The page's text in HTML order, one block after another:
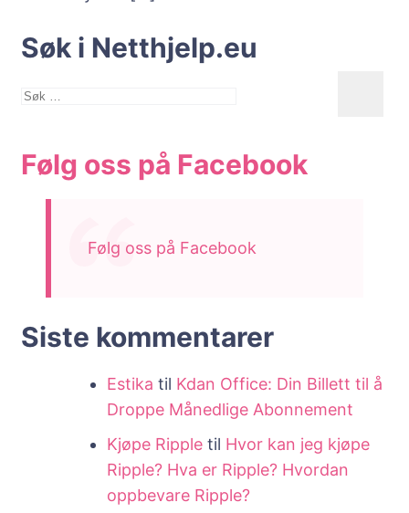
Søk i Netthjelp.eu
Søk
Følg oss på Facebook
Følg oss på Facebook
Siste kommentarer
Estika til Kdan Office: Din Billett til å
Droppe Månedlige Abonnement
Kjøpe Ripple til Hvor kan jeg kjøpe
Ripple? Hva er Ripple? Hvordan
oppbevare Ripple?